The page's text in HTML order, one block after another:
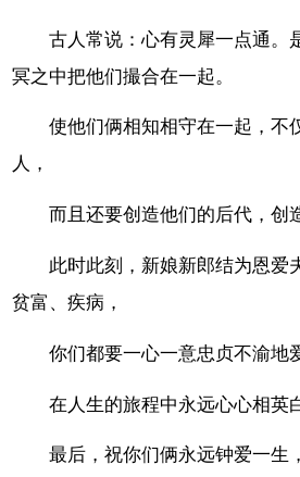
古人常说：心有灵犀一点通。
冥之中把他们撮合在一起。
使他们俩相知相守在一起，不
人，
而且还要创造他们的后代，创
此时此刻，新娘新郎结为恩爱
贫富、疾病，
你们都要一心一意忠贞不渝地
在人生的旅程中永远心心相英
最后，祝你们俩永远钟爱一生